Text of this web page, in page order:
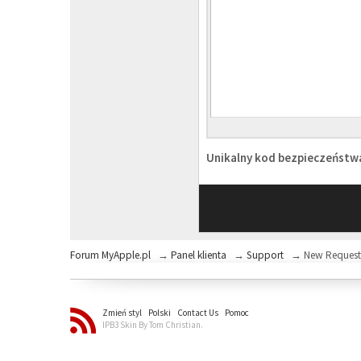
Unikalny kod
Forum MyApple.pl → Panel klienta → Support → New Request
Zmień styl Polski Contact Us
Pomoc
IPB3 Skin By Tom Christian.